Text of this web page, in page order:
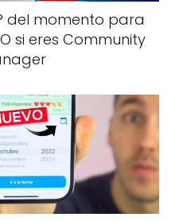
del momento para
si eres Community